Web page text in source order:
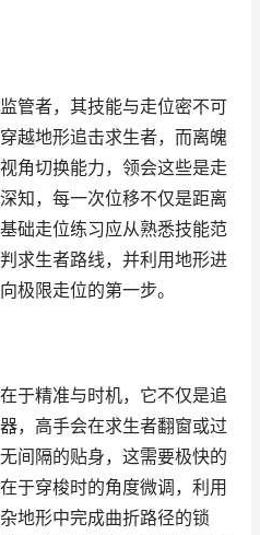
管者，其技能与走位密不可
越地形追击求生者，而离魄
角切换能力，领会这些是走
知，每一次位移不仅是距离
础走位练习应从熟悉技能范
求生者路线，并利用地形进
极限走位的第一步。
于精准与时机，它不仅是追
，高手会在求生者翻窗或过
间隔的贴身，这需要极快的
于穿梭时的角度微调，利用
地形中完成曲折路径的锁